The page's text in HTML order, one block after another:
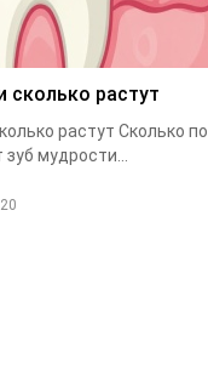
сколько растут
растут Сколько по
мудрости...